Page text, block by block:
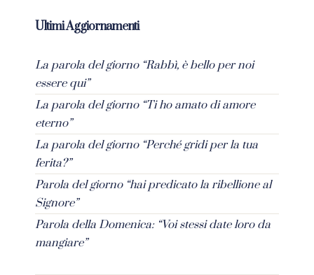
Ultimi Aggiornamenti
La parola del giorno “Rabbì, è bello per noi
essere qui”
La parola del giorno “Ti ho amato di amore
eterno”
La parola del giorno “Perché gridi per la tua
ferita?”
Parola del giorno “hai predicato la ribellione al
Signore”
Parola della Domenica: “Voi stessi date loro da
mangiare”